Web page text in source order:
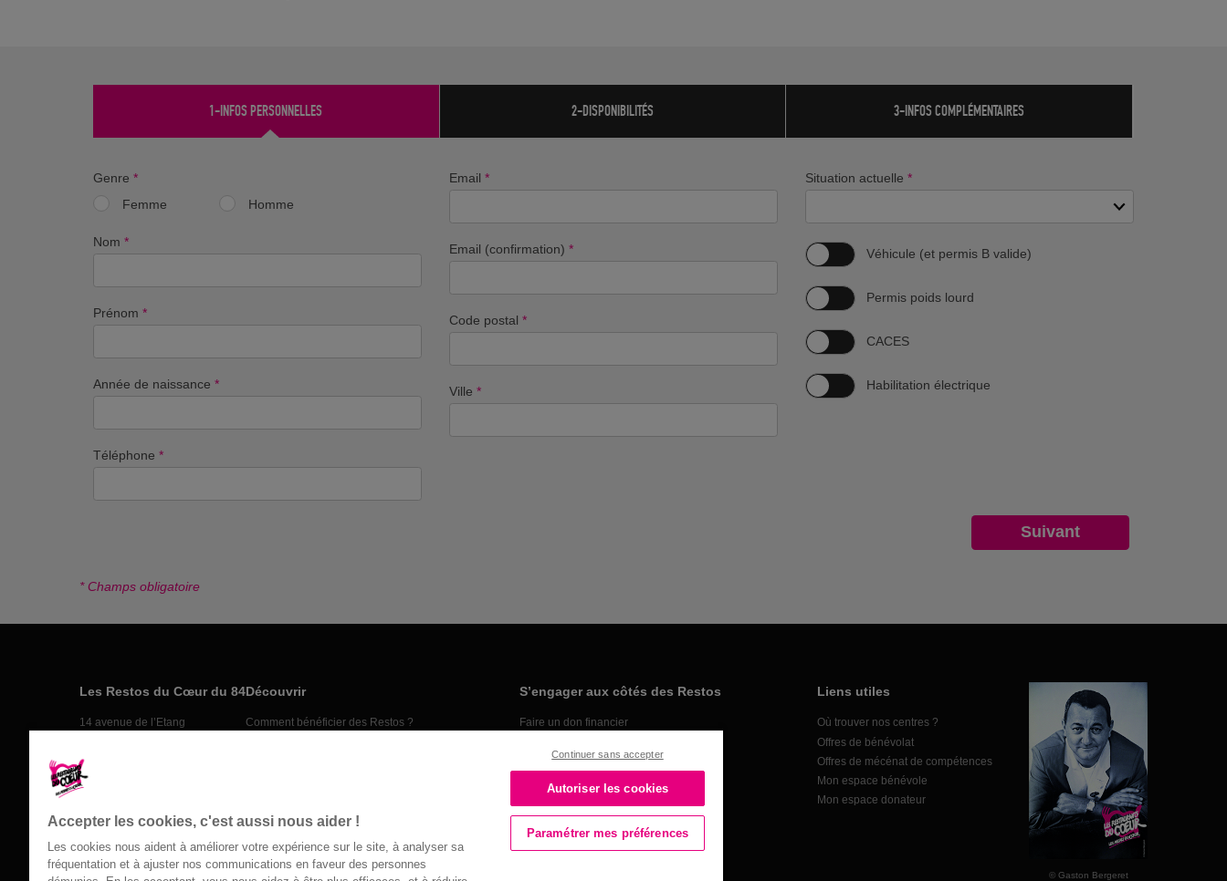
1-INFOS PERSONNELLES 2-DISPONIBILITÉS 3-INFOS COMPLÉMENTAIRES
Genre *
Femme
Homme
Nom *
Prénom *
Année de naissance *
Téléphone *
Email *
Email (confirmation) *
Code postal *
Ville *
Situation actuelle *
Véhicule (et permis B valide)
Permis poids lourd
CACES
Habilitation électrique
* Champs obligatoire
Les Restos du Cœur du 84
14 avenue de l’Etang
04 90 81 02 88 de 8h30 à 13h30
Découvrir
Comment bénéficier des Restos ?
S’engager aux côtés des Restos
Faire un don financier
Faire un don en nature
Devenir bénévole
Liens utiles
Où trouver nos centres ?
Offres de bénévolat
Offres de mécénat de compétences
Mon espace bénévole
Mon espace donateur
© Gaston Bergeret
Accepter les cookies, c'est aussi nous aider !
Les cookies nous aident à améliorer votre expérience sur le site, à analyser sa
fréquentation et à ajuster nos communications en faveur des personnes
Continuer sans accepter
Autoriser les cookies
Paramétrer mes préférences